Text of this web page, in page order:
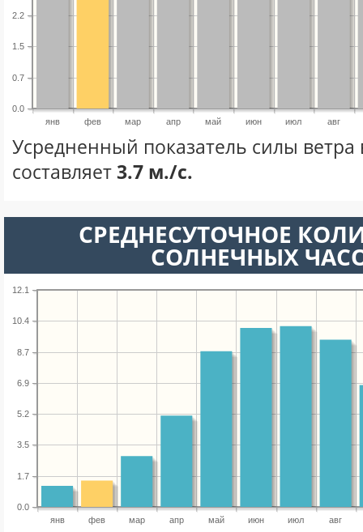
янв фев мар апр май июн июл авг
0.0
0.7
1.5
2.2
Усредненный показатель силы ветра
составляет3.7 м./с.
СРЕДНЕСУТОЧНОЕ
СОЛНЕЧНЫХ
янв фев мар апр май июн июл авг
0.0
1.7
3.5
5.2
6.9
8.7
10.4
12.1